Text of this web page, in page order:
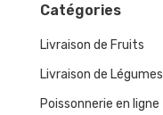
Catégories
Livraison de Fruits
Livraison de Légumes
Poissonnerie en ligne